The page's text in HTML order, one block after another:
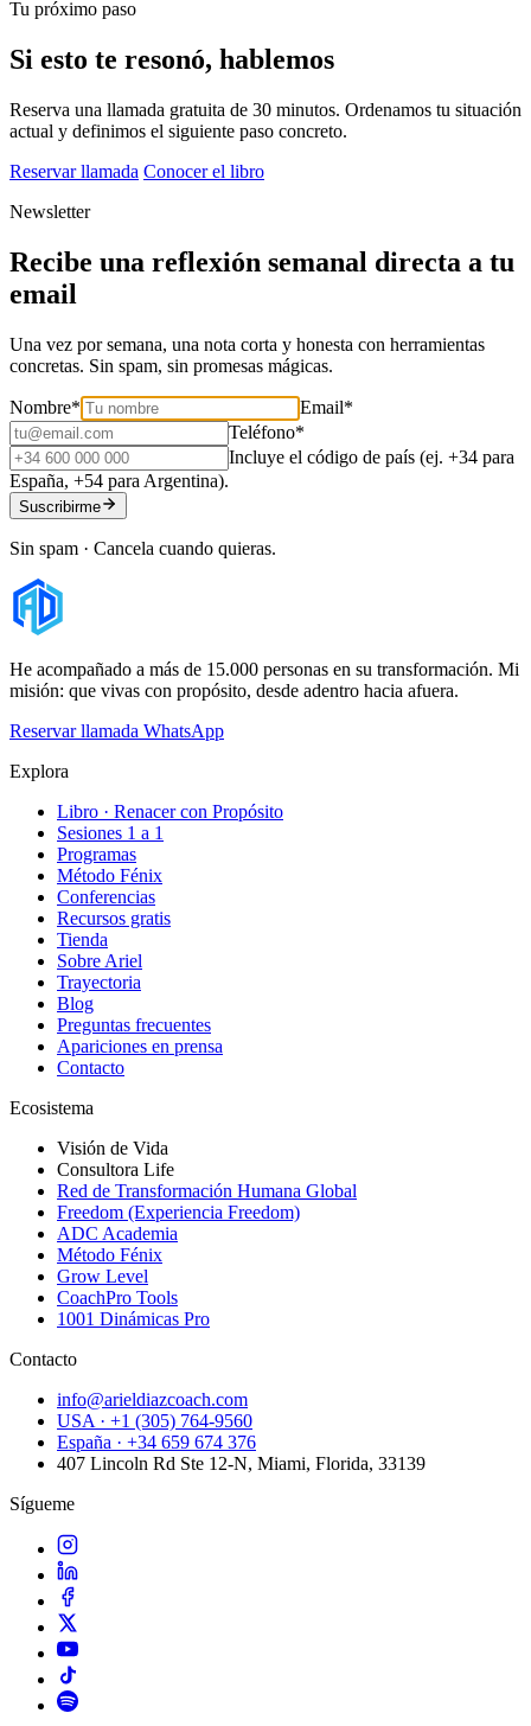
Tu próximo paso
Si esto te resonó, hablemos
Reserva una llamada gratuita de 30 minutos. Ordenamos tu situación
actual y definimos el siguiente paso concreto.
Reservar llamada Conocer el libro
Newsletter
Recibe una reflexión semanal directa a tu
email
Una vez por semana, una nota corta y honesta con herramientas
concretas. Sin spam, sin promesas mágicas.
Nombre* Email*
Teléfono*
Incluye el código de país (ej. +34 para
España, +54 para Argentina).
Suscribirme
Sin spam · Cancela cuando quieras.
He acompañado a más de 15.000 personas en su transformación. Mi
misión: que vivas con propósito, desde adentro hacia afuera.
Reservar llamada WhatsApp
Explora
Libro · Renacer con Propósito
Sesiones 1 a 1
Programas
Método Fénix
Conferencias
Recursos gratis
Tienda
Sobre Ariel
Trayectoria
Blog
Preguntas frecuentes
Apariciones en prensa
Contacto
Ecosistema
Visión de Vida
Consultora Life
Red de Transformación Humana Global
Freedom (Experiencia Freedom)
ADC Academia
Método Fénix
Grow Level
CoachPro Tools
1001 Dinámicas Pro
Contacto
info@arieldiazcoach.com
USA · +1 (305) 764-9560
España · +34 659 674 376
407 Lincoln Rd Ste 12-N, Miami, Florida, 33139
Sígueme